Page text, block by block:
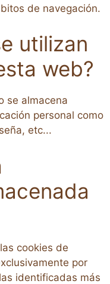
de navegación.
utilizan
web?
se almacena
personal como
etc...
cookies de
por
identificadas más